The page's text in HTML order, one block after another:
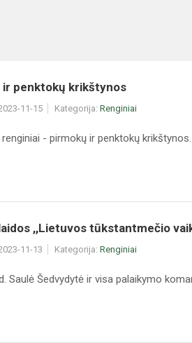
ir penktokų krikštynos
11-15 Kategorija: Renginiai
renginiai - pirmokų ir penktokų krikštynos.
,,Lietuvos tūkstantmečio
11-13 Kategorija: Renginiai
Saulė Šedvydytė ir visa palaikymo